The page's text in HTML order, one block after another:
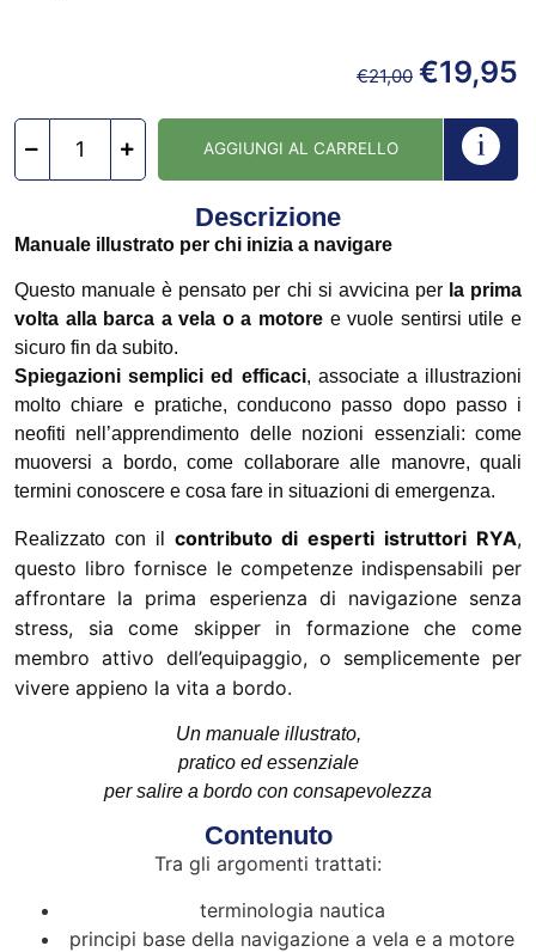
€21,00 €19,95
AGGIUNGI AL CARRELLO
Descrizione
Manuale illustrato per chi inizia a navigare
Questo manuale è pensato per chi si avvicina per la prima
volta alla barca a vela o a motore e vuole sentirsi utile e
sicuro fin da subito.
Spiegazioni semplici ed efficaci, associate a illustrazioni
molto chiare e pratiche, conducono passo dopo passo i
neofiti nell’apprendimento delle nozioni essenziali: come
muoversi a bordo, come collaborare alle manovre, quali
termini conoscere e cosa fare in situazioni di emergenza.
Realizzato con il contributo di esperti istruttori RYA,
questo libro fornisce le competenze indispensabili per
affrontare la prima esperienza di navigazione senza
stress, sia come skipper in formazione che come
membro attivo dell’equipaggio, o semplicemente per
vivere appieno la vita a bordo.
Un manuale illustrato,
pratico ed essenziale
per salire a bordo con consapevolezza
Contenuto
Tra gli argomenti trattati:
terminologia nautica
principi base della navigazione a vela e a motore